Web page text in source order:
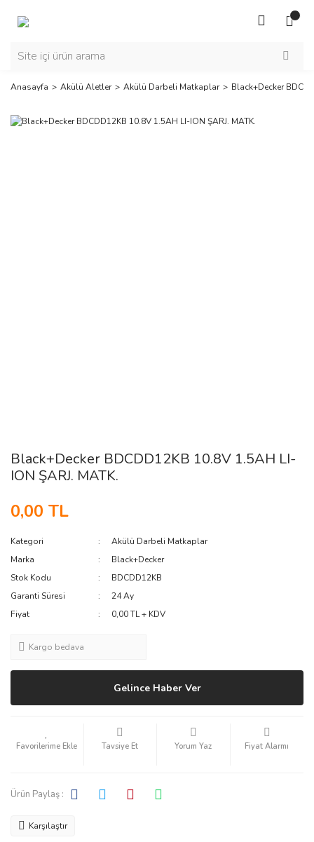
Anasayfa Akülü Aletler Akülü Darbeli Matkaplar Black+Decker
Black+Decker BDCDD12KB 10.8V 1.5AH LI-
ION ŞARJ. MATK.
0,00 TL
Kategori
Akülü Darbeli Matkaplar
Marka
Black+Decker
Stok Kodu
BDCDD12KB
Garanti Süresi
24 Ay
Fiyat
0,00 TL + KDV
Kargo bedava
Gelince Haber Ver
Tavsiye Et Yorum Yaz Fiyat Alarmı
Ürün Paylaş :
Karşılaştır